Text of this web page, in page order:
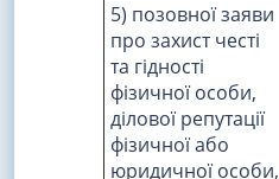
5) позовної заяви
про захист честі
та гідності
фізичної особи,
ділової репутації
фізичної або
юридичної особи,